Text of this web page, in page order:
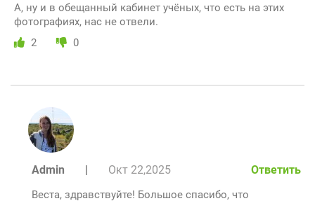
А, ну и в обещанный кабинет учёных, что есть на этих
фотографиях, нас не отвели.
2
0
Admin | Окт 22,2025 Ответить
Веста, здравствуйте! Большое спасибо, что